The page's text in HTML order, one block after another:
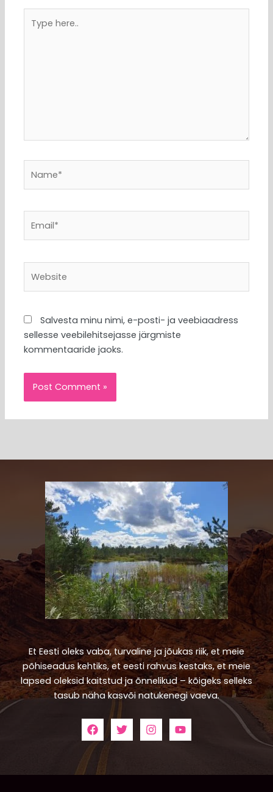
here..
Salvesta minu nimi, e-posti- ja veebiaadress
sellesse veebilehitsejasse järgmiste
kommentaaride jaoks.
Et Eesti oleks vaba, turvaline ja jõukas riik, et meie
põhiseadus kehtiks, et eesti rahvus kestaks, et meie
lapsed oleksid kaitstud ja õnnelikud – kõigeks selleks
tasub näha kasvõi natukenegi vaeva.